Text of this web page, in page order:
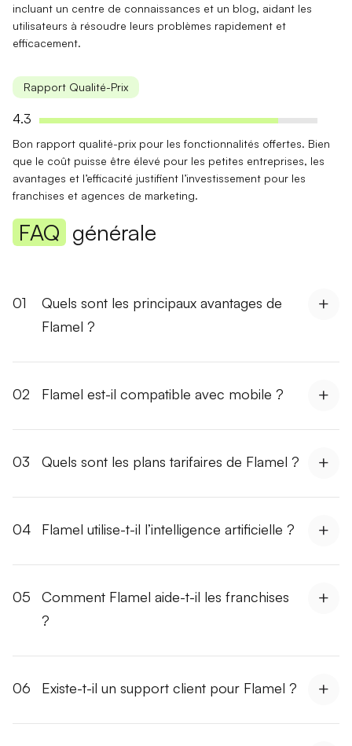
incluant un centre de connaissances et un blog, aidant les
utilisateurs à résoudre leurs problèmes rapidement et
efficacement.
Rapport Qualité-Prix
4.3
Bon rapport qualité-prix pour les fonctionnalités offertes. Bien
que le coût puisse être élevé pour les petites entreprises, les
avantages et l’efficacité justifient l’investissement pour les
franchises et agences de marketing.
FAQ générale
01
Quels sont les principaux avantages de
Flamel ?
02 Flamel est-il compatible avec mobile ?
03 Quels sont les plans tarifaires de Flamel ?
04 Flamel utilise-t-il l’intelligence artificielle ?
05
Comment Flamel aide-t-il les franchises
?
06 Existe-t-il un support client pour Flamel ?